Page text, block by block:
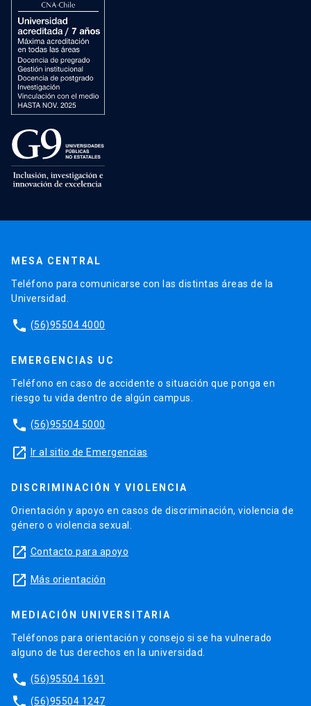
MESA CENTRAL
Teléfono para comunicarse con las distintas áreas de la
Universidad.
phone (56)95504 4000
EMERGENCIAS UC
Teléfono en caso de accidente o situación que ponga en
riesgo tu vida dentro de algún campus.
phone (56)95504 5000
launch Ir al sitio de Emergencias
DISCRIMINACIÓN Y VIOLENCIA
Orientación y apoyo en casos de discriminación, violencia de
género o violencia sexual.
launch Contacto para apoyo
launch Más orientación
MEDIACIÓN UNIVERSITARIA
Teléfonos para orientación y consejo si se ha vulnerado
alguno de tus derechos en la universidad.
phone (56)95504 1691
phone (56)95504 1247